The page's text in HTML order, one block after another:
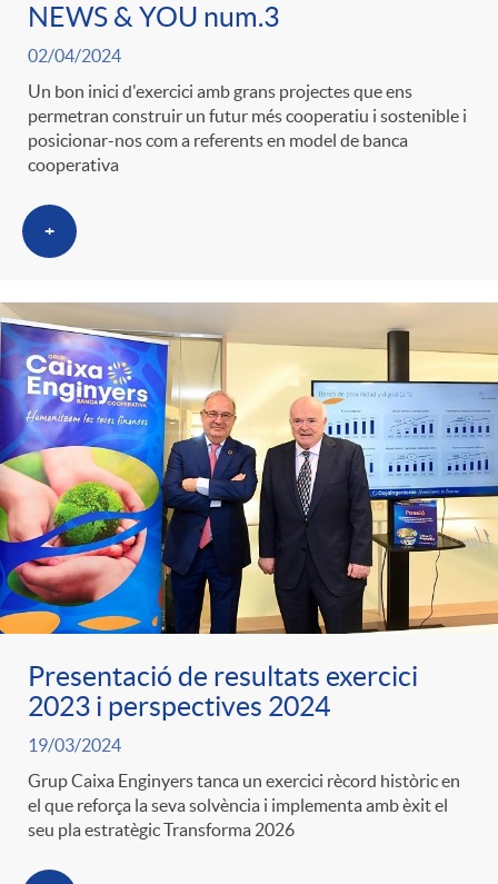
NEWS & YOU num.3
02/04/2024
Un bon inici d'exercici amb grans projectes que ens
permetran construir un futur més cooperatiu i sostenible i
posicionar-nos com a referents en model de banca
cooperativa
+
Presentació de resultats exercici
2023 i perspectives 2024
19/03/2024
Grup Caixa Enginyers tanca un exercici rècord històric en
el que reforça la seva solvència i implementa amb èxit el
seu pla estratègic Transforma 2026